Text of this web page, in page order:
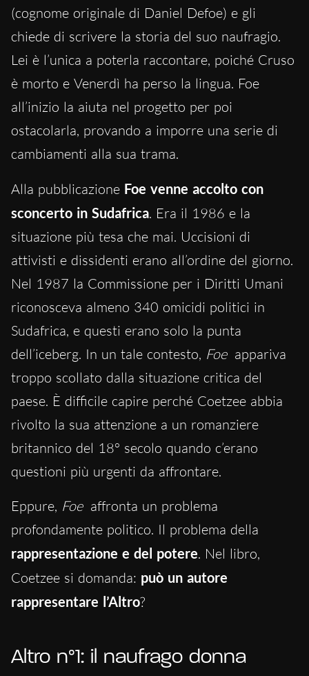
(cognome originale di Daniel Defoe) e gli
chiede di scrivere la storia del suo naufragio.
Lei è l’unica a poterla raccontare, poiché Cruso
è morto e Venerdì ha perso la lingua. Foe
all’inizio la aiuta nel progetto per poi
ostacolarla, provando a imporre una serie di
cambiamenti alla sua trama.
Alla pubblicazione Foe venne accolto con
sconcerto in Sudafrica. Era il 1986 e la
situazione più tesa che mai. Uccisioni di
attivisti e dissidenti erano all’ordine del giorno.
Nel 1987 la Commissione per i Diritti Umani
riconosceva almeno 340 omicidi politici in
Sudafrica, e questi erano solo la punta
dell’iceberg. In un tale contesto, Foe appariva
troppo scollato dalla situazione critica del
paese. È difficile capire perché Coetzee abbia
rivolto la sua attenzione a un romanziere
britannico del 18° secolo quando c’erano
questioni più urgenti da affrontare.
Eppure, Foe affronta un problema
profondamente politico. Il problema della
rappresentazione e del potere. Nel libro,
Coetzee si domanda: può un autore
rappresentare l’Altro?
Altro n°1: il naufrago donna